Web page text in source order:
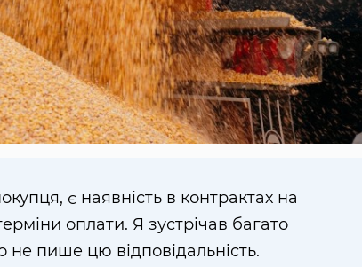
є наявність в контрактах на
оплати. Я зустрічав багато
не пише цю відповідальність.